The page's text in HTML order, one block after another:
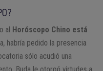
PARA EL PERRO EN EL
2023
perfecta. No se
y constantes,
opinar y conocer todo.
al Horóscopo Chino está
habría pedido la presencia
sólo acudió una